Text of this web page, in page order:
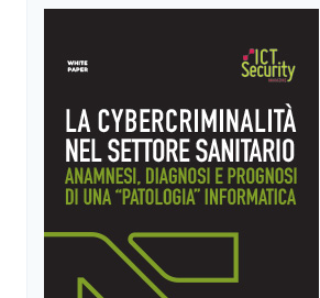
RESILIENZA,
DIGITALE